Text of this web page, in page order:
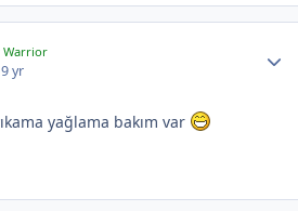
Warrior
yr
yağlama bakım var